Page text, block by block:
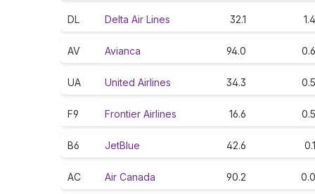
DL Delta Air Lines 32.1 1.4
AV Avianca 94.0 0.6
UA United Airlines 34.3 0.5
F9 Frontier Airlines 16.6 0.5
B6 JetBlue 42.6 0.1
AC Air Canada 90.2 0.0